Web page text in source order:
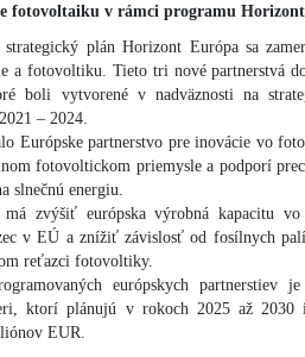
fotovoltaiku v rámci programu
plán Horizont Európa sa
a fotovoltiku. Tieto tri nové partnerstvá
boli vytvorené v nadväznosti na
– 2024.
Európske partnerstvo pre inovácie vo
fotovoltickom priemysle a podporí
slnečnú energiu.
má zvýšiť európska výrobná kapacitu
v EÚ a znížiť závislosť od fosílnych
reťazci fotovoltiky.
európskych partnerstiev
ktorí plánujú v rokoch 2025 až 2030
EUR.